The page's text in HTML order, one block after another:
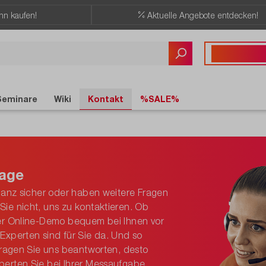
kaufen! Aktuelle Angebote entdecken!
Wiki Kontakt %SALE%
sicher oder haben weitere Fragen
nicht, uns zu kontaktieren. Ob
Online-Demo bequem bei Ihnen vor
sind für Sie da. Und so
Sie uns beantworten, desto
Sie bei Ihrer Messaufgabe